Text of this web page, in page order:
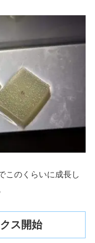
このくらいに成長し
ス開始